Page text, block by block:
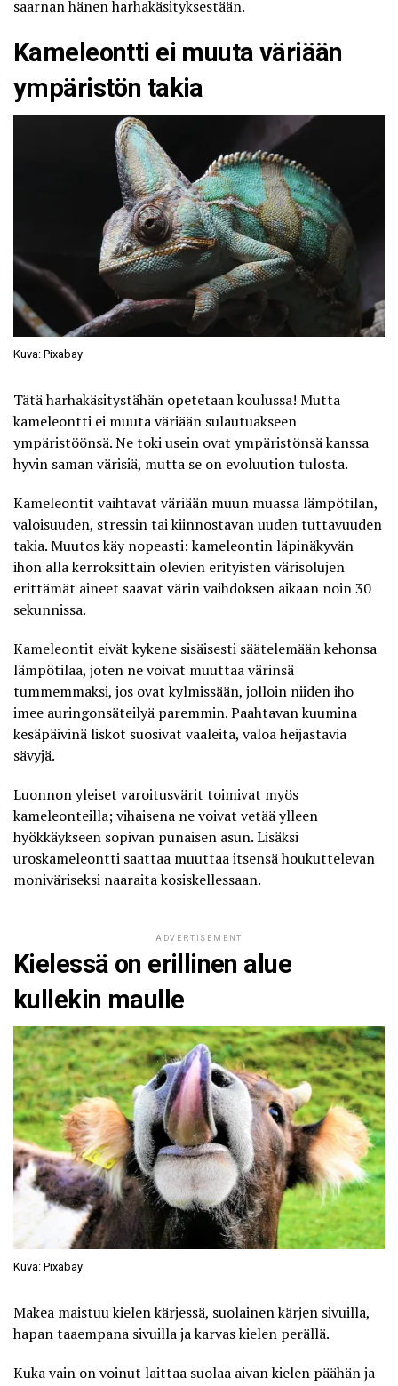
saarnan hänen harhakäsityksestään.
Kameleontti ei muuta väriään
ympäristön takia
Kuva: Pixabay
Tätä harhakäsitystähän opetetaan koulussa! Mutta
kameleontti ei muuta väriään sulautuakseen
ympäristöönsä. Ne toki usein ovat ympäristönsä kanssa
hyvin saman värisiä, mutta se on evoluution tulosta.
Kameleontit vaihtavat väriään muun muassa lämpötilan,
valoisuuden, stressin tai kiinnostavan uuden tuttavuuden
takia. Muutos käy nopeasti: kameleontin läpinäkyvän
ihon alla kerroksittain olevien erityisten värisolujen
erittämät aineet saavat värin vaihdoksen aikaan noin 30
sekunnissa.
Kameleontit eivät kykene sisäisesti säätelemään kehonsa
lämpötilaa, joten ne voivat muuttaa värinsä
tummemmaksi, jos ovat kylmissään, jolloin niiden iho
imee auringonsäteilyä paremmin. Paahtavan kuumina
kesäpäivinä liskot suosivat vaaleita, valoa heijastavia
sävyjä.
Luonnon yleiset varoitusvärit toimivat myös
kameleonteilla; vihaisena ne voivat vetää ylleen
hyökkäykseen sopivan punaisen asun. Lisäksi
uroskameleontti saattaa muuttaa itsensä houkuttelevan
moniväriseksi naaraita kosiskellessaan.
ADVERTISEMENT
Kielessä on erillinen alue
kullekin maulle
Kuva: Pixabay
Makea maistuu kielen kärjessä, suolainen kärjen sivuilla,
hapan taaempana sivuilla ja karvas kielen perällä.
Kuka vain on voinut laittaa suolaa aivan kielen päähän ja